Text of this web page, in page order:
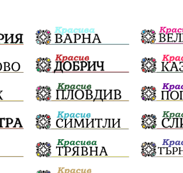
Народно събрание прокуратура
Бюджет2026 Плевенско Концерти
Традиции Избори
Разследване спорт ГДБОП
Финансиране Купуване на гласове
библиотека „Христо Смирненски“